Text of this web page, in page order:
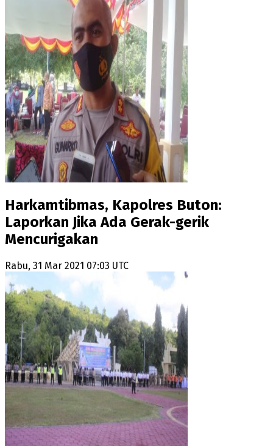
Harkamtibmas, Kapolres Buton:
Laporkan Jika Ada Gerak-gerik
Mencurigakan
Rabu, 31 Mar 2021 07:03 UTC